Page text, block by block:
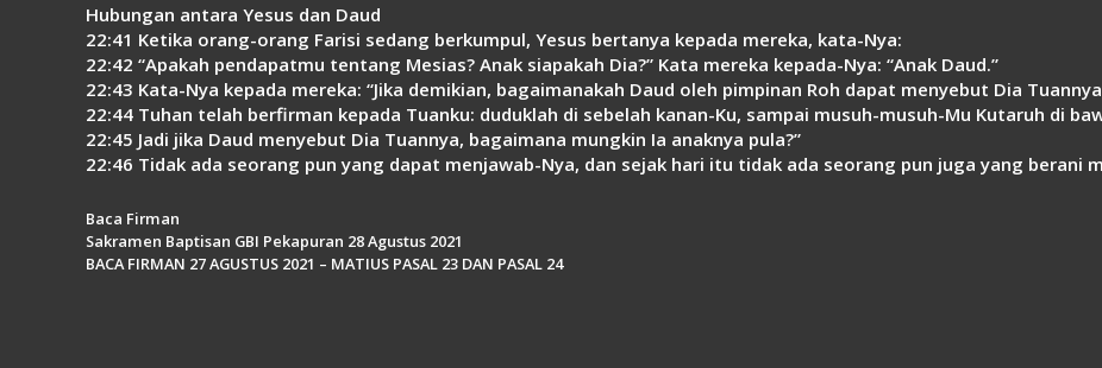
Hubungan antara Yesus dan Daud
22:41 Ketika orang-orang Farisi sedang berkumpul, Yesus bertanya kepada mereka, kata-Nya:
22:42 “Apakah pendapatmu tentang Mesias? Anak siapakah Dia?” Kata mereka kepada-Nya: “Anak Daud.”
22:43 Kata-Nya kepada mereka: “Jika demikian, bagaimanakah Daud oleh pimpinan Roh dapat menyebut Dia
22:44 Tuhan telah berfirman kepada Tuanku: duduklah di sebelah kanan-Ku, sampai musuh-musuh-Mu Kutaruh di
22:45 Jadi jika Daud menyebut Dia Tuannya, bagaimana mungkin Ia anaknya pula?”
22:46 Tidak ada seorang pun yang dapat menjawab-Nya, dan sejak hari itu tidak ada seorang pun juga yang berani
Kategori
Baca Firman
Sakramen Baptisan GBI Pekapuran 28 Agustus 2021
BACA FIRMAN 27 AGUSTUS 2021 – MATIUS PASAL 23 DAN PASAL 24